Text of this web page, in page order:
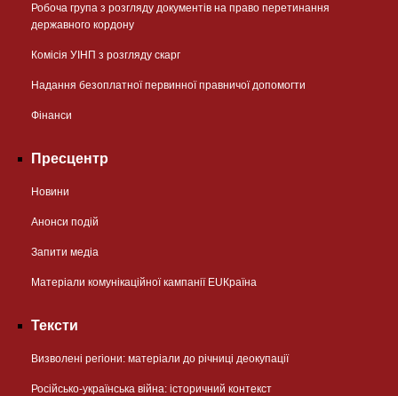
Робоча група з розгляду документів на право перетинання
державного кордону
Комісія УІНП з розгляду скарг
Надання безоплатної первинної правничої допомогти
Фінанси
Пресцентр
Новини
Анонси подій
Запити медіа
Матеріали комунікаційної кампанії EUКраїна
Тексти
Визволені регіони: матеріали до річниці деокупації
Російсько-українська війна: історичний контекст